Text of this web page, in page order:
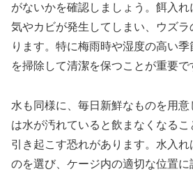
がないかを確認しましょう。餌入
気やカビが発生してしまい、ウズ
ります。特に梅雨時や湿度の高い
を掃除して清潔を保つことが重要で
水も同様に、毎日新鮮なものを用
は水が汚れていると飲まなくなる
引き起こす恐れがあります。水入
のを選び、ケージ内の適切な位置